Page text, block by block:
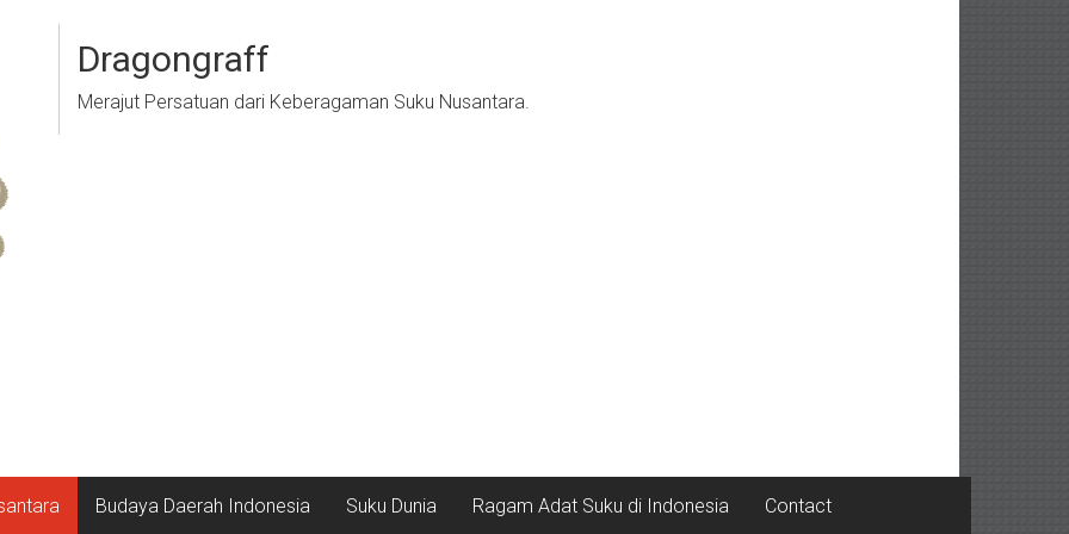
Dragongraff
Merajut Persatuan dari Keberagaman Suku Nusantara.
Budaya Daerah Indonesia Suku Dunia Ragam Adat Suku di Indonesia Contact